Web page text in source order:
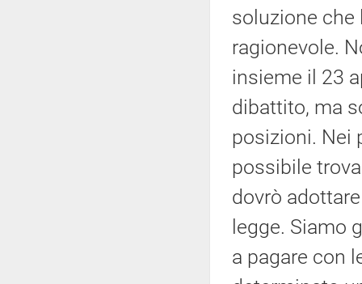
soluzione che
ragionevole.
insieme il 23
dibattito, ma
posizioni. Nei
possibile
dovrò
legge. Siamo
a pagare con